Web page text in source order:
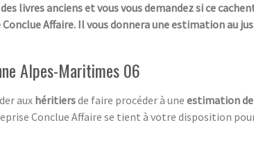
livres anciens et vous vous demandez si ce
Affaire. Il vous donnera une estimation au
Alpes-Maritimes 06
auxhéritiersde faire procéder à une estimation
Conclue Affaire se tient à votre disposition